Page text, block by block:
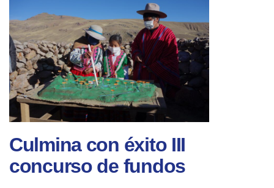
Culmina con éxito III
concurso de fundos